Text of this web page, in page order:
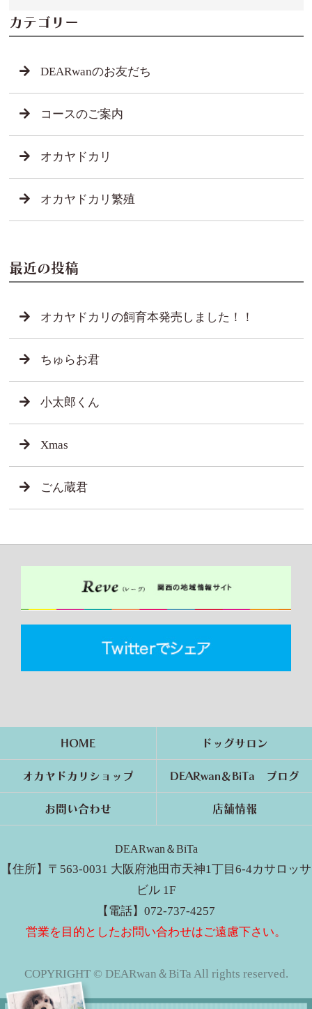
カテゴリー
DEARwanのお友だち
コースのご案内
オカヤドカリ
オカヤドカリ繁殖
最近の投稿
オカヤドカリの飼育本発売しました！！
ちゅらお君
小太郎くん
Xmas
ごん蔵君
HOME ドッグサロン
オカヤドカリショップ DEARwan＆BiTa ブログ
お問い合わせ 店舗情報
DEARwan＆BiTa
【住所】〒563-0031 大阪府池田市天神1丁目6-4カサロッサ
ビル 1F
【電話】072-737-4257
営業を目的としたお問い合わせはご遠慮下さい。
COPYRIGHT © DEARwan＆BiTa All rights reserved.